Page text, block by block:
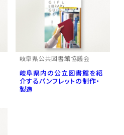
岐阜県公共図書館協議会
岐阜県内の公立図書館を紹
介するパンフレットの制作・
製造